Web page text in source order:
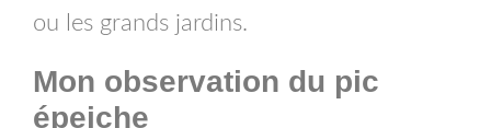
ou les grands jardins.
Mon observation du pic
épeiche